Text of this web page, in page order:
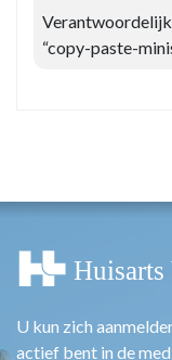
“copy-paste-
U kun zich
actief bent in de